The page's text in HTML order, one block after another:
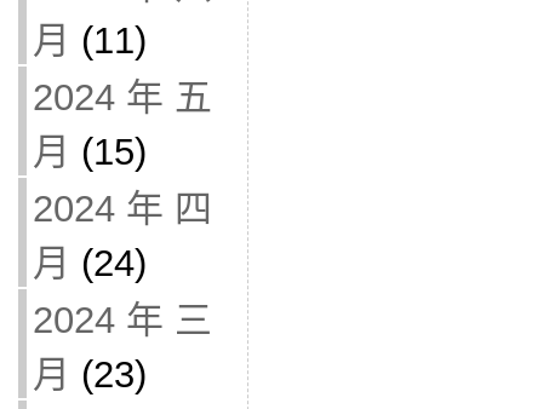
月 (11)
2024 年 五
月 (15)
2024 年 四
月 (24)
2024 年 三
月 (23)